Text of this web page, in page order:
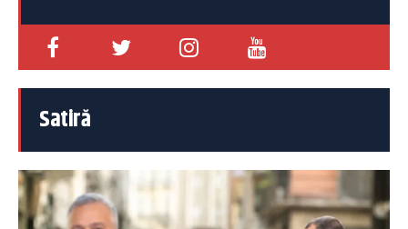
Satiră